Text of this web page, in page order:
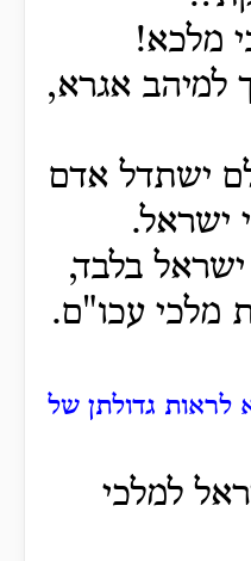
מלכא!
למיהב אגרא,
ישתדל אדם
ישראל.
בלבד,
מלכי עכו"ם.
לראות גדולתן של
למלכי